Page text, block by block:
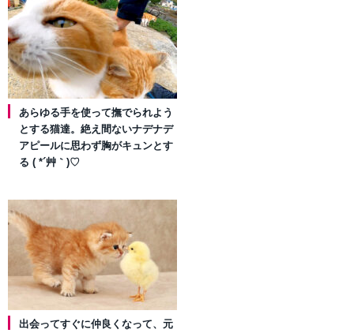
あらゆる手を使って撫でられよう
とする猫達。絶え間ないナデナデ
アピールに思わず胸がキュンとす
る ( *´艸｀)♡
出会ってすぐに仲良くなって、元